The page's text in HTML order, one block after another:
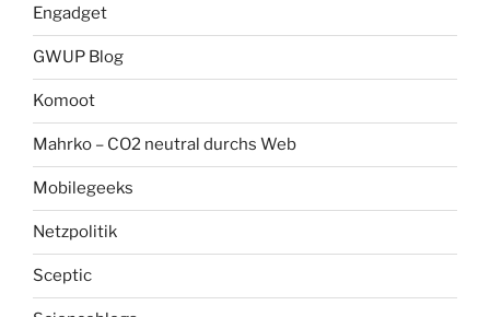
Engadget
GWUP Blog
Komoot
Mahrko – CO2 neutral durchs Web
Mobilegeeks
Netzpolitik
Sceptic